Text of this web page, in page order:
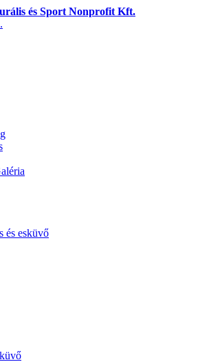
és Sport Nonprofit Kft.
és esküvő